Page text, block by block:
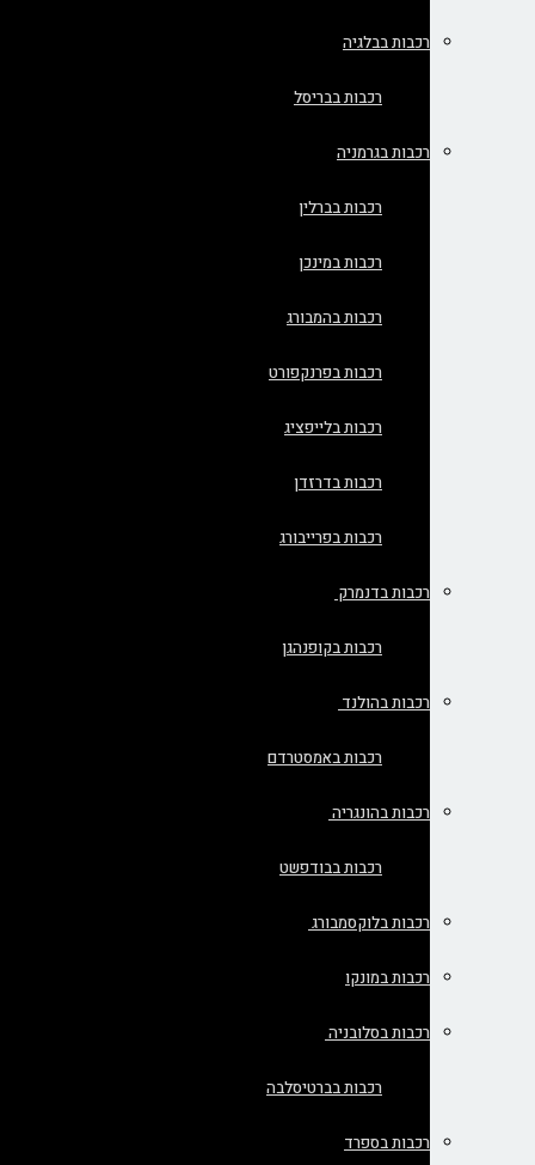
רכבות בבלגיה
רכבות בבריסל
רכבות בגרמניה
רכבות בברלין
רכבות במינכן
רכבות בהמבורג
רכבות בפרנקפורט
רכבות בלייפציג
רכבות בדרזדן
רכבות בפרייבורג
רכבות בדנמרק
רכבות בקופנהגן
רכבות בהולנד
רכבות באמסטרדם
רכבות בהונגריה
רכבות בבודפשט
רכבות בלוקסמבורג
רכבות במונקו
רכבות בסלובניה
רכבות בברטיסלבה
רכבות בספרד